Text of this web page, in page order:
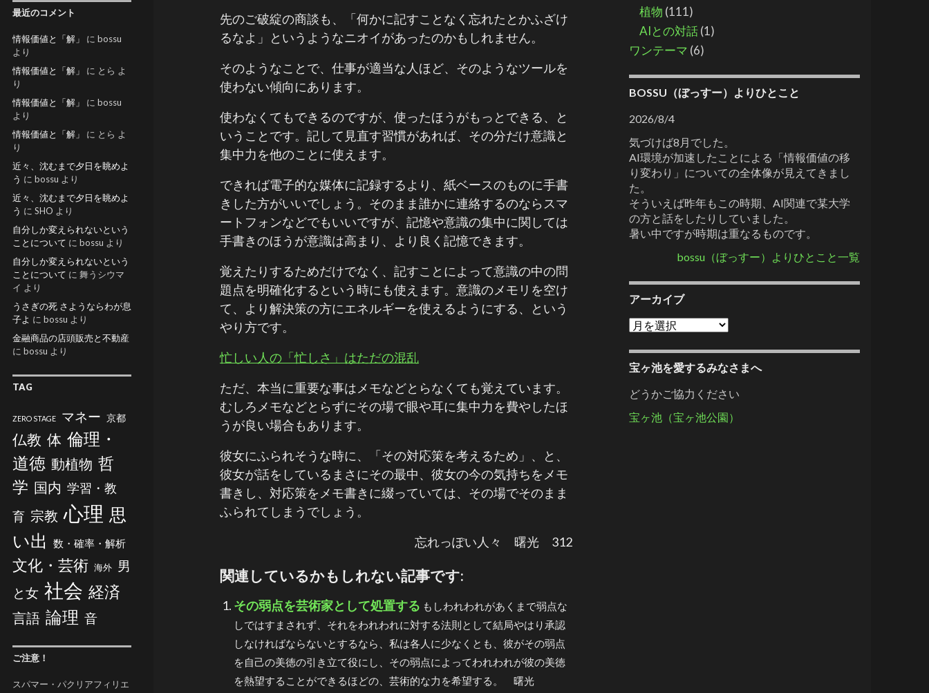
先のご破綻の商談も、「何かに記すことなく忘れたとかふざけ
るなよ」というようなニオイがあったのかもしれません。
そのようなことで、仕事が適当な人ほど、そのようなツールを
使わない傾向にあります。
使わなくてもできるのですが、使ったほうがもっとできる、と
いうことです。記して見直す習慣があれば、その分だけ意識と
集中力を他のことに使えます。
できれば電子的な媒体に記録するより、紙ベースのものに手書
きした方がいいでしょう。そのまま誰かに連絡するのならスマ
ートフォンなどでもいいですが、記憶や意識の集中に関しては
手書きのほうが意識は高まり、より良く記憶できます。
覚えたりするためだけでなく、記すことによって意識の中の問
題点を明確化するという時にも使えます。意識のメモリを空け
て、より解決策の方にエネルギーを使えるようにする、という
やり方です。
忙しい人の「忙しさ」はただの混乱
ただ、本当に重要な事はメモなどとらなくても覚えています。
むしろメモなどとらずにその場で眼や耳に集中力を費やしたほ
うが良い場合もあります。
彼女にふられそうな時に、「その対応策を考えるため」、と、
彼女が話をしているまさにその最中、彼女の今の気持ちをメモ
書きし、対応策をメモ書きに綴っていては、その場でそのまま
ふられてしまうでしょう。
忘れっぽい人々 曙光 312
関連しているかもしれない記事です:
その弱点を芸術家として処置する もしわれわれがあくまで弱点な
しではすまされず、それをわれわれに対する法則として結局やはり承認
しなければならないとするなら、私は各人に少なくとも、彼がその弱点
を自己の美徳の引き立て役にし、その弱点によってわれわれが彼の美徳
を熱望することができるほどの、芸術的な力を希望する。 曙光
植物 (111)
AIとの対話(1)
ワンテーマ (6)
BOSSU（ぼっすー）よりひとこと
2026/8/4
気づけば8月でした。
AI環境が加速したことによる「情報価値の移
り変わり」についての全体像が見えてきまし
た。
そういえば昨年もこの時期、AI関連で某大学
の方と話をしたりしていました。
暑い中ですが時期は重なるものです。
bossu（ぼっすー）よりひとこと一覧
アーカイブ
アーカイブ
宝ヶ池を愛するみなさまへ
どうかご協力ください
宝ヶ池（宝ヶ池公園）
最近のコメント
情報価値と「解」 に bossu
より
情報価値と「解」
に とら よ
り
情報価値と「解」
に bossu
より
情報価値と「解」
に とら よ
り
近々、沈むまで夕日を眺めよ
う に bossu より
近々、沈むまで夕日を眺めよ
う に SHO より
自分しか変えられないという
ことについて に bossu より
自分しか変えられないという
ことについて に 舞うシウマ
イ より
うさぎの死 さようならわが息
子よ に bossu より
金融商品の店頭販売と不動産
に bossu より
TAG
ZERO STAGE マネー 京都
仏教 体 倫理・
道徳 動植物 哲
学 国内 学習・教
育 宗教 心理 思
い出
数・確率・解析
文化・芸術 海外 男
と女 社会 経済
言語 論理 音
ご注意！
スパマー・パクリアフィリエ